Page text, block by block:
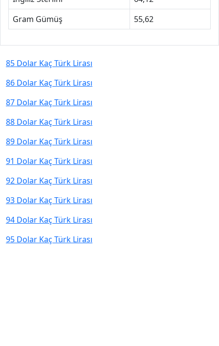
Gram Gümüş
55,62
85 Dolar Kaç Türk Lirası
86 Dolar Kaç Türk Lirası
87 Dolar Kaç Türk Lirası
88 Dolar Kaç Türk Lirası
89 Dolar Kaç Türk Lirası
91 Dolar Kaç Türk Lirası
92 Dolar Kaç Türk Lirası
93 Dolar Kaç Türk Lirası
94 Dolar Kaç Türk Lirası
95 Dolar Kaç Türk Lirası